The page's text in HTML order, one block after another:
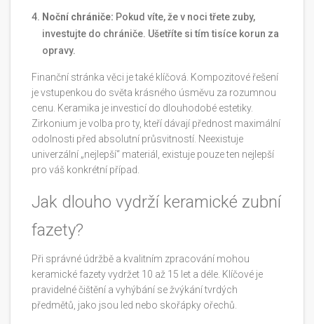
Noční chrániče: Pokud víte, že v noci třete zuby,
investujte do chrániče. Ušetříte si tím tisíce korun za
opravy.
Finanční stránka věci je také klíčová. Kompozitové řešení
je vstupenkou do světa krásného úsměvu za rozumnou
cenu. Keramika je investicí do dlouhodobé estetiky.
Zirkonium je volba pro ty, kteří dávají přednost maximální
odolnosti před absolutní průsvitností. Neexistuje
univerzální „nejlepší“ materiál, existuje pouze ten nejlepší
pro váš konkrétní případ.
Jak dlouho vydrží keramické zubní
fazety?
Při správné údržbě a kvalitním zpracování mohou
keramické fazety vydržet 10 až 15 let a déle. Klíčové je
pravidelné čištění a vyhýbání se žvýkání tvrdých
předmětů, jako jsou led nebo skořápky ořechů.